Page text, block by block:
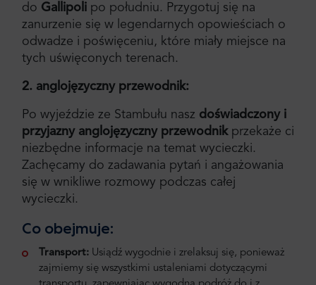
do Gallipoli po południu. Przygotuj się na
zanurzenie się w legendarnych opowieściach o
odwadze i poświęceniu, które miały miejsce na
tych uświęconych terenach.
2. anglojęzyczny przewodnik:
Po wyjeździe ze Stambułu nasz doświadczony i
przyjazny anglojęzyczny przewodnikprzekaże ci
niezbędne informacje na temat wycieczki.
Zachęcamy do zadawania pytań i angażowania
się w wnikliwe rozmowy podczas całej
wycieczki.
Co obejmuje:
Transport: Usiądź wygodnie i zrelaksuj się, ponieważ
zajmiemy się wszystkimi ustaleniami dotyczącymi